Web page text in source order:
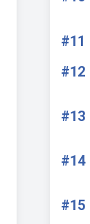
#11
#12
#13
#14
#15